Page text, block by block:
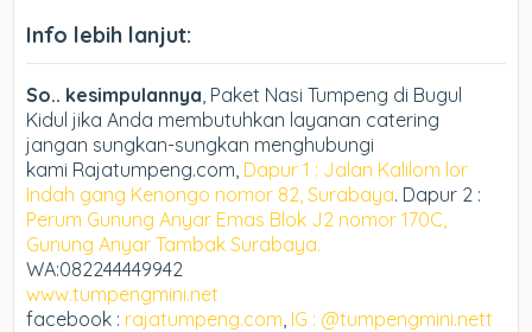
Info lebih lanjut:
So.. kesimpulannya, Paket Nasi Tumpeng di Bugul
Kidul jika Anda membutuhkan layanan catering
jangan sungkan-sungkan menghubungi
kami Rajatumpeng.com, Dapur 1 : Jalan Kalilom lor
Indah gang Kenongo nomor 82, Surabaya. Dapur 2 :
Perum Gunung Anyar Emas Blok J2 nomor 170C,
Gunung Anyar Tambak Surabaya.
WA:082244449942
www.tumpengmini.net
facebook : rajatumpeng.com, IG : @tumpengmini.nett